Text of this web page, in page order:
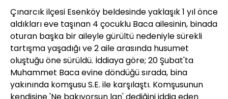
Çınarcık ilçesi Esenköy beldesinde yaklaşık 1 yıl önce
aldıkları eve taşınan 4 çocuklu Baca ailesinin, binada
oturan başka bir aileyle gürültü nedeniyle sürekli
tartışma yaşadığı ve 2 aile arasında husumet
oluştuğu öne sürüldü. İddiaya göre; 20 Şubat'ta
Muhammet Baca evine döndüğü sırada, bina
yakınında komşusu S.E. ile karşılaştı. Komşusunun
kendisine 'Ne bakıyorsun lan' dediğini iddia eden